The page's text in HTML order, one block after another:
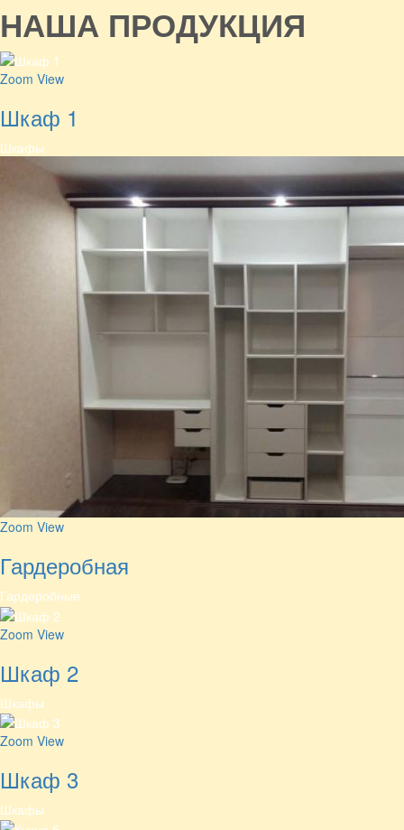
НАША ПРОДУКЦИЯ
Zoom View
Шкаф 1
Шкафы
Zoom View
Гардеробная
Гардеробные
Zoom View
Шкаф 2
Шкафы
Zoom View
Шкаф 3
Шкафы